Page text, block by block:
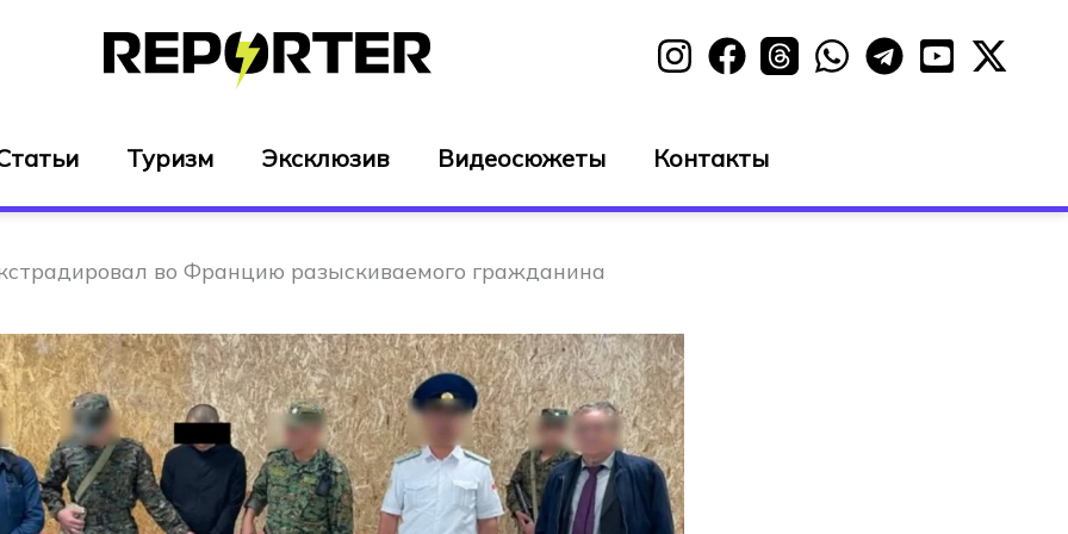
Туризм Эксклюзив Видеосюжеты Контакты
во Францию разыскиваемого гражданина